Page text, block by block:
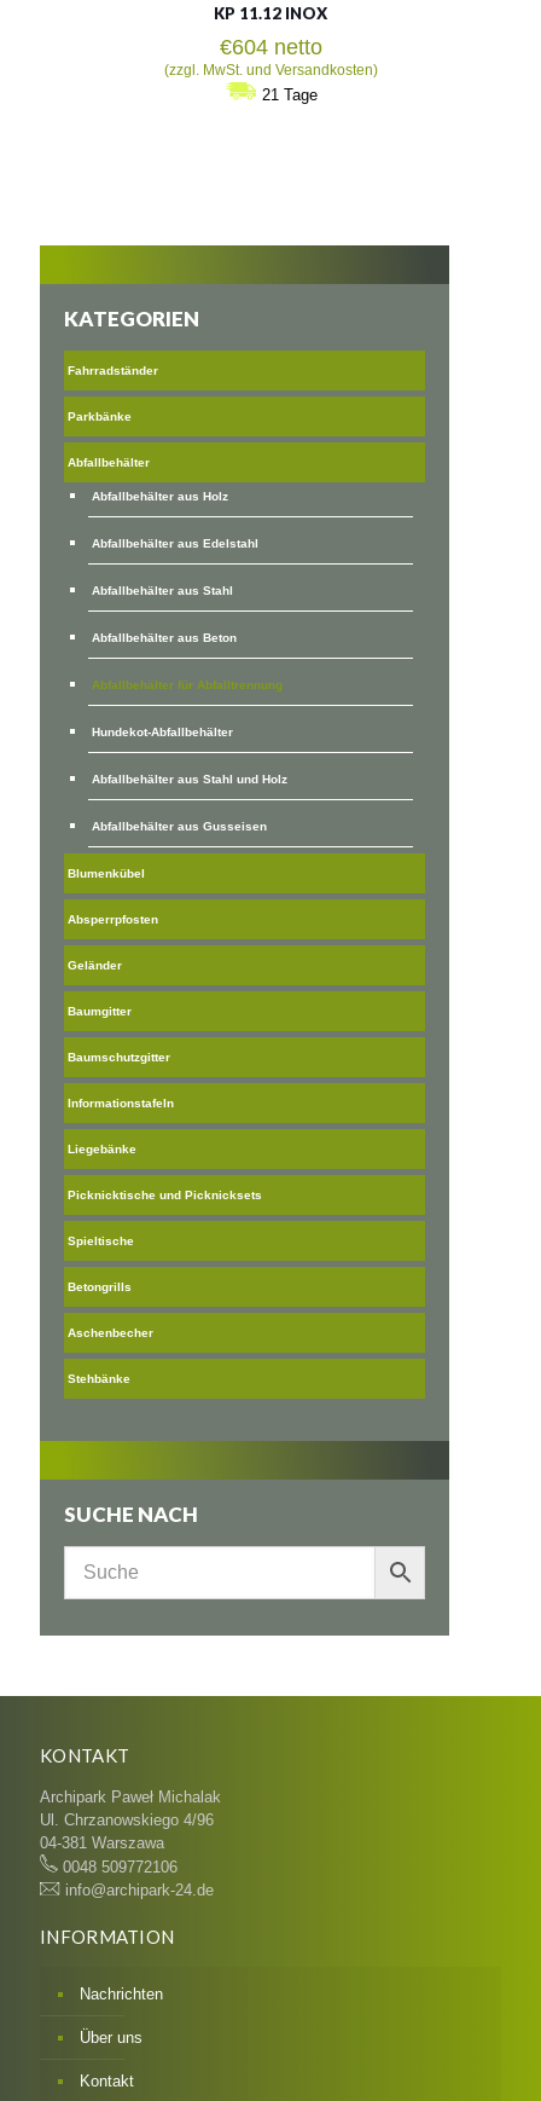
KP 11.12 INOX
€604 netto
(zzgl. MwSt. und Versandkosten)
21 Tage
KATEGORIEN
Fahrradständer
Parkbänke
Abfallbehälter
Abfallbehälter aus Holz
Abfallbehälter aus Edelstahl
Abfallbehälter aus Stahl
Abfallbehälter aus Beton
Abfallbehälter für Abfalltrennung
Hundekot-Abfallbehälter
Abfallbehälter aus Stahl und Holz
Abfallbehälter aus Gusseisen
Blumenkübel
Absperrpfosten
Geländer
Baumgitter
Baumschutzgitter
Informationstafeln
Liegebänke
Picknicktische und Picknicksets
Spieltische
Betongrills
Aschenbecher
Stehbänke
SUCHE NACH
KONTAKT
Archipark Paweł Michalak
Ul. Chrzanowskiego 4/96
04-381 Warszawa
0048 509772106
info@archipark-24.de
INFORMATION
Nachrichten
Über uns
Kontakt